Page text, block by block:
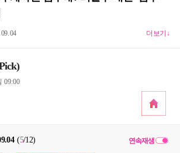
04 더보기↓
09:00
(5/12) 연속재생